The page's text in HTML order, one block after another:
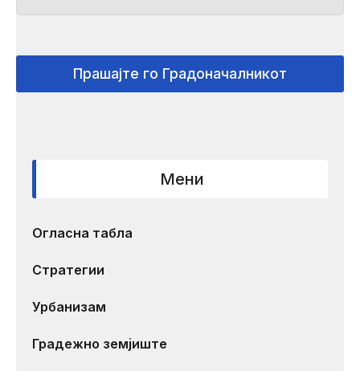
Прашајте го Градоначалникот
Мени
Огласна табла
Стратегии
Урбанизам
Градежно земјиште